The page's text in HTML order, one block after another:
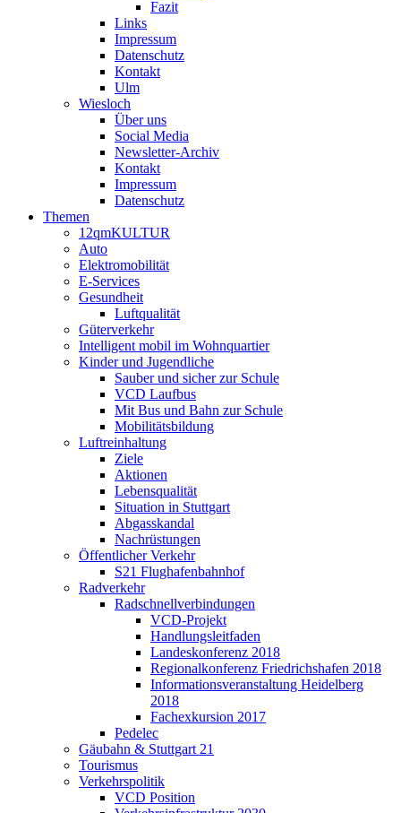
Fazit
Links
Impressum
Datenschutz
Kontakt
Ulm
Wiesloch
Über uns
Social Media
Newsletter-Archiv
Kontakt
Impressum
Datenschutz
Themen
12qmKULTUR
Auto
Elektromobilität
E-Services
Gesundheit
Luftqualität
Güterverkehr
Intelligent mobil im Wohnquartier
Kinder und Jugendliche
Sauber und sicher zur Schule
VCD Laufbus
Mit Bus und Bahn zur Schule
Mobilitätsbildung
Luftreinhaltung
Ziele
Aktionen
Lebensqualität
Situation in Stuttgart
Abgasskandal
Nachrüstungen
Öffentlicher Verkehr
S21 Flughafenbahnhof
Radverkehr
Radschnellverbindungen
VCD-Projekt
Handlungsleitfaden
Landeskonferenz 2018
Regionalkonferenz Friedrichshafen 2018
Informationsveranstaltung Heidelberg
2018
Fachexkursion 2017
Pedelec
Gäubahn & Stuttgart 21
Tourismus
Verkehrspolitik
VCD Position